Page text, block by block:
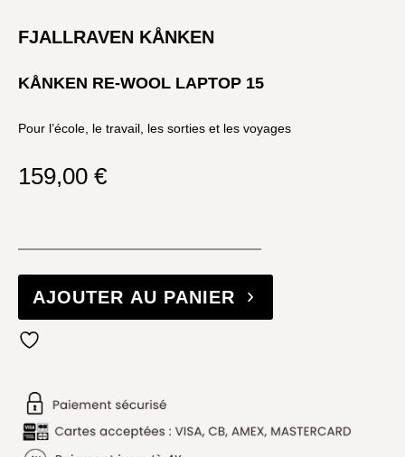
FJALLRAVEN KÅNKEN
KÅNKEN RE-WOOL LAPTOP 15
Pour l’école, le travail, les sorties et les voyages
159,00 €
AJOUTER AU PANIER